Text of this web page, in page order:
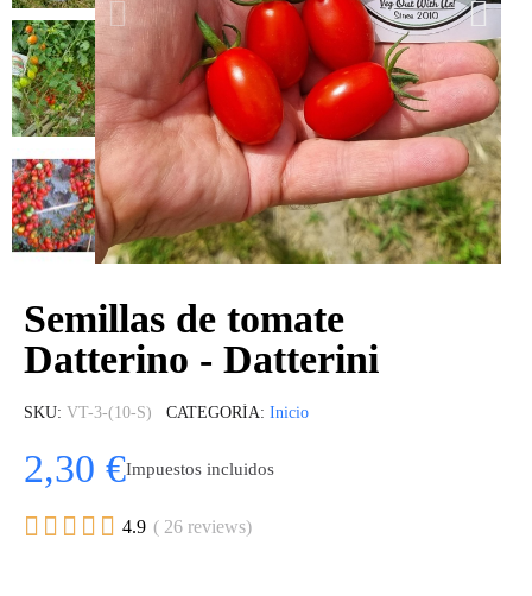
Semillas de tomate
Datterino - Datterini
SKU VT-3-(10-S) CATEGORÍA Inicio
2,30 €Impuestos incluidos
     4.9 ( 26 reviews)